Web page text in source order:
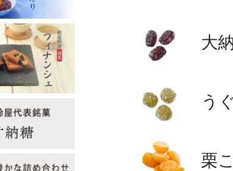
大
う
栗